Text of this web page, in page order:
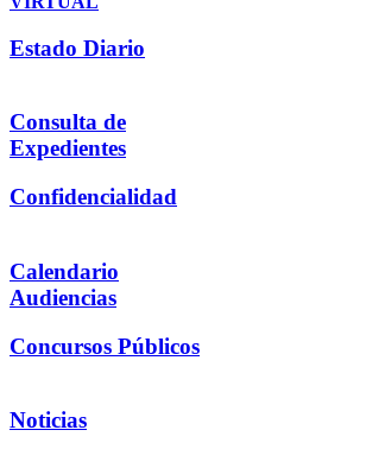
Estado Diario
Consulta de
Expedientes
Confidencialidad
Calendario
Audiencias
Concursos Públicos
Noticias